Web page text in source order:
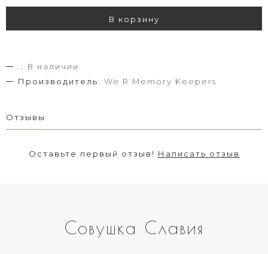
В корзину
.:
В наличии
Производитель: We R Memory Keepers
Отзывы
Оставьте первый отзыв! Написать отзыв
Совушка Славия